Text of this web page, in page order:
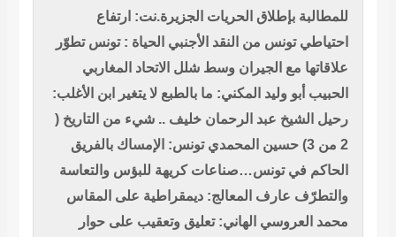
للمطالبة بإطلاق الحريات الجزيرة.نت: ارتفاع
احتياطي تونس من النقد الأجنبي الحياة : تونس تطوّر
علاقاتها مع الجيران وسط شلل الاتحاد المغاربي
الحبيب أبو وليد المكني: ما بالطبع لا يتغير
ابن الأغلب:
رحيل الشيخ عبد الرحمان خليف .. شيء من التاريخ (
2 من 3)
حسين المحمدي تونس: الإمساك بالفريق
الحاكم في تونس…صناعات كريهة للبؤس والتعاسة
والتطرّف عارف المعالج: ديمقراطية على المقاس
محمد العروسي الهاني: تعليق وتعقيب على حوار